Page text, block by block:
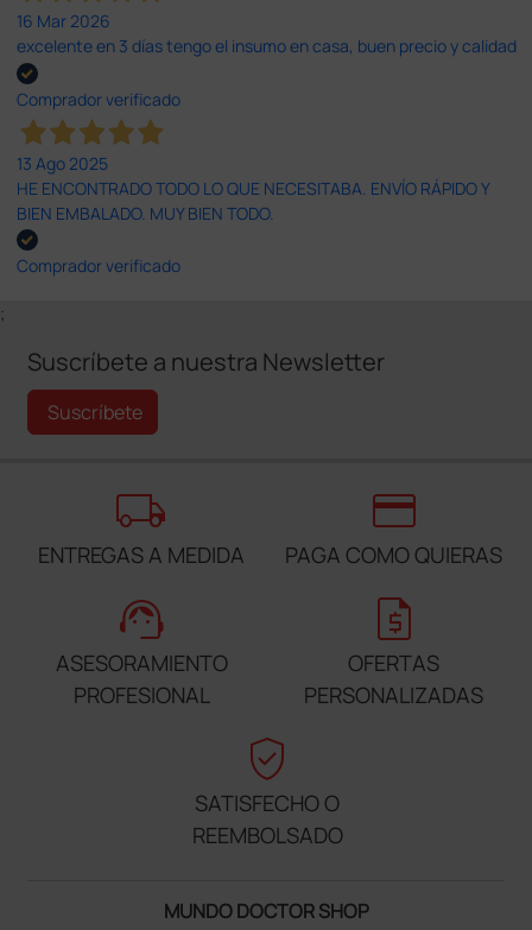
16 Mar 2026
excelente en 3 días tengo el insumo en casa, buen precio y calidad
Comprador verificado
13 Ago 2025
HE ENCONTRADO TODO LO QUE NECESITABA. ENVÍO RÁPIDO Y
BIEN EMBALADO. MUY BIEN TODO.
Comprador verificado
;
Suscríbete a nuestra Newsletter
Suscríbete
local_shipping
ENTREGAS A MEDIDA
credit_card
PAGA COMO QUIERAS
support_agent
ASESORAMIENTO
PROFESIONAL
request_quote
OFERTAS
PERSONALIZADAS
verified_user
SATISFECHO O
REEMBOLSADO
MUNDO DOCTOR SHOP